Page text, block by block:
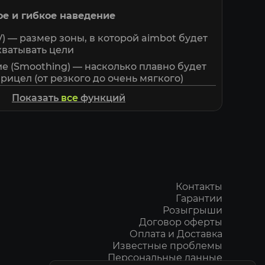
и гибкое наведение
— размер зоны, в которой aimbot будет
цели
(Smoothing) — насколько плавно будет
(от резкого до очень мягкого)
цели — выбор: ближайшая к центру
популярный и естественный вариант)
радиус — отображает круг прицеливания
снаплайны — линии от вашего прицела к
для понимания, куда смотрит aimbot)
— aimbot работает только пока
Показать все функций
Контакты
Гарантии
Розыгрыши
Договор оферты
Оплата и Доставка
Известные проблемы
Персональные данные